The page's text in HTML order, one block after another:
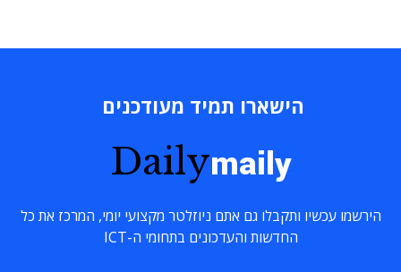
הישארו תמיד מעודכנים
Dailymaily
הירשמו עכשיו ותקבלו גם אתם ניוזלטר מקצועי יומי, המרכז את כל
החדשות והעדכונים בתחומי ה-ICT